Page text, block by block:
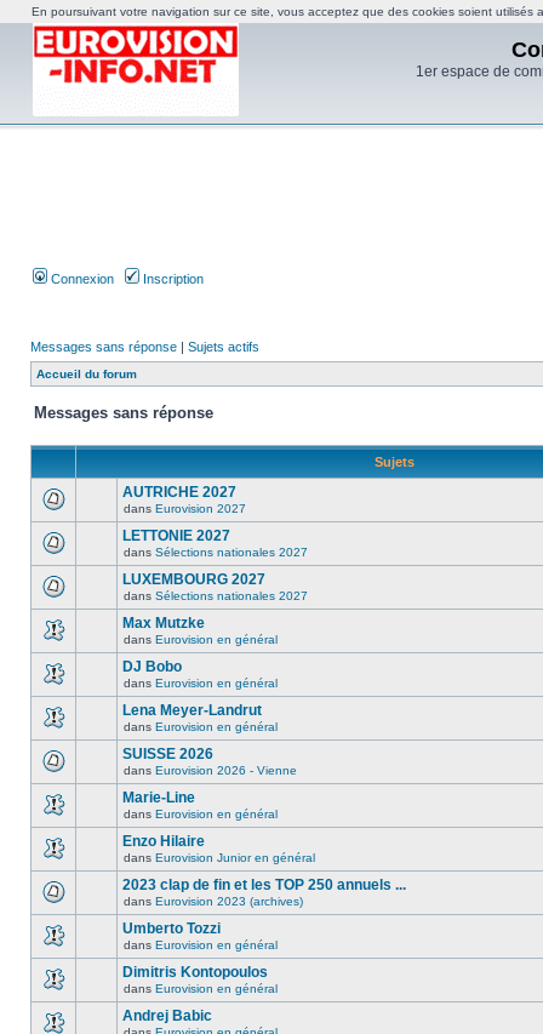
1er espace de
Connexion Inscription
Messages sans réponse | Sujets actifs
Accueil du forum
Messages sans réponse
Sujets
AUTRICHE 2027
dans Eurovision 2027
LETTONIE 2027
dans Sélections nationales 2027
LUXEMBOURG 2027
dans Sélections nationales 2027
Max Mutzke
dans Eurovision en général
DJ Bobo
dans Eurovision en général
Lena Meyer-Landrut
dans Eurovision en général
SUISSE 2026
dans Eurovision 2026 - Vienne
Marie-Line
dans Eurovision en général
Enzo Hilaire
dans Eurovision Junior en général
2023 clap de fin et les TOP 250 annuels ...
dans Eurovision 2023 (archives)
Umberto Tozzi
dans Eurovision en général
Dimitris Kontopoulos
dans Eurovision en général
Andrej Babic
En poursuivant votre navigation sur ce site, vous acceptez que des cookies soient